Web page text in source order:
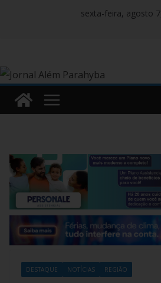
sexta-feira, agosto
DESTAQUE NOTÍCIAS REGIÃO